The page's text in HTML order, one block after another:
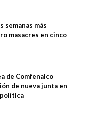
semanas más
masacres en cinco
de Comfenalco
de nueva junta en